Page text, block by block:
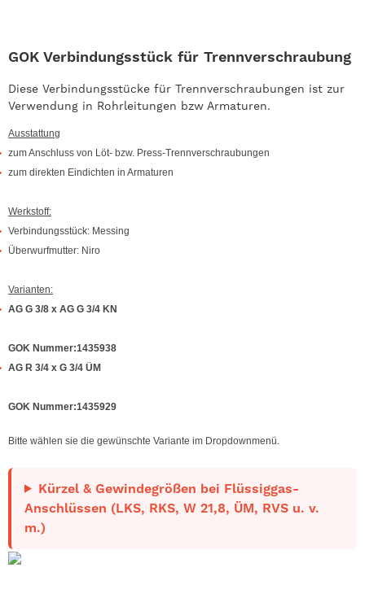
GOK Verbindungsstück für Trennverschraubung
Diese Verbindungsstücke für Trennverschraubungen ist zur
Verwendung in Rohrleitungen bzw Armaturen.
Ausstattung
zum Anschluss von Löt- bzw. Press-Trennverschraubungen
zum direkten Eindichten in Armaturen
Werkstoff:
Verbindungsstück: Messing
Überwurfmutter: Niro
Varianten:
AG G 3/8 x AG G 3/4 KN
GOK Nummer:1435938
AG R 3/4 x G 3/4 ÜM
GOK Nummer:1435929
Bitte wählen sie die gewünschte Variante im Dropdownmenü.
Kürzel & Gewindegrößen bei Flüssiggas-
Anschlüssen (LKS, RKS, W 21,8, ÜM, RVS u. v.
m.)